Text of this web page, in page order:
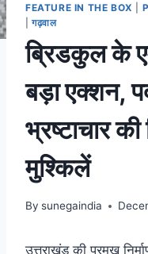
FEATURE IN THE BOX
|गढ़वाल
ब्रिडकुल के
बड़ा एक्शन,
भ्रष्टाचार
मुश्किलें
By sunegaindia
उत्तराखंड की प्रमुख